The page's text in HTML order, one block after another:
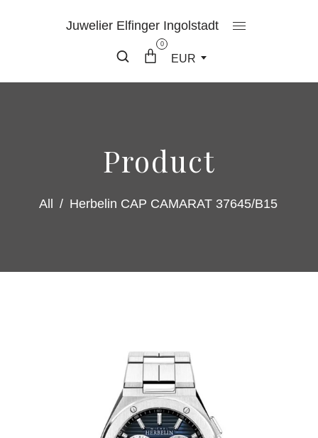
Juwelier Elfinger Ingolstadt
0
EUR
Product
All / Herbelin CAP CAMARAT 37645/B15